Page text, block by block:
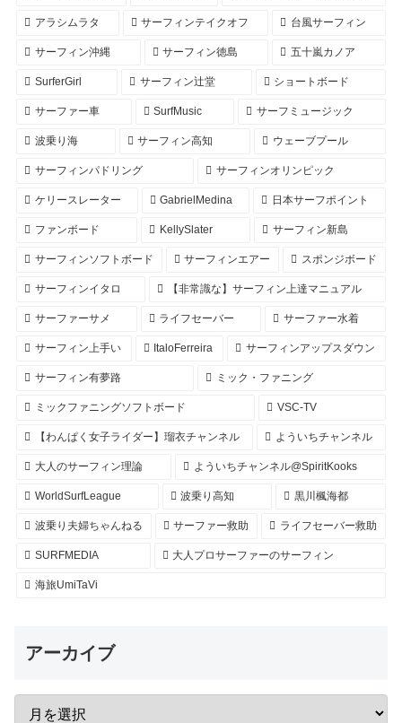
アラシムラタ サーフィンテイクオフ 台風サーフィン
サーフィン沖縄 サーフィン徳島 五十嵐カノア
SurferGirl サーフィン辻堂 ショートボード
サーファー車 SurfMusic サーフミュージック
波乗り海 サーフィン高知 ウェーブプール
サーフィンパドリング サーフィンオリンピック
ケリースレーター GabrielMedina 日本サーフポイント
ファンボード KellySlater サーフィン新島
サーフィンソフトボード サーフィンエアー スポンジボード
サーフィンイタロ 【非常識な】サーフィン上達マニュアル
サーファーサメ ライフセーバー サーファー水着
サーフィン上手い ItaloFerreira サーフィンアップスダウン
サーフィン有夢路 ミック・ファニング
ミックファニングソフトボード VSC-TV
【わんぱく女子ライダー】瑠衣チャンネル よういちチャンネル
大人のサーフィン理論 よういちチャンネル@SpiritKooks
WorldSurfLeague 波乗り高知 黒川楓海都
波乗り夫婦ちゃんねる サーファー救助 ライフセーバー救助
SURFMEDIA 大人プロサーファーのサーフィン
海旅UmiTaVi
アーカイブ